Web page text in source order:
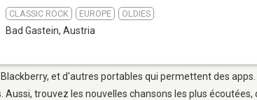
CLASSIC ROCK EUROPE OLDIES
Bad Gastein, Austria
et d'autres portables qui permettent des
trouvez les nouvelles chansons les plus écoutées,